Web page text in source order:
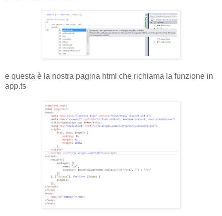
e questa è la nostra pagina html che richiama la funzione in
app.ts